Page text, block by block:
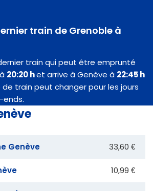
train de Grenoble à
train qui peut être emprunté
20:20 het arrive à Genève à 22:45 h
de train peut changer pour les jours
ends.
Genève 33,60 €
10,99 €